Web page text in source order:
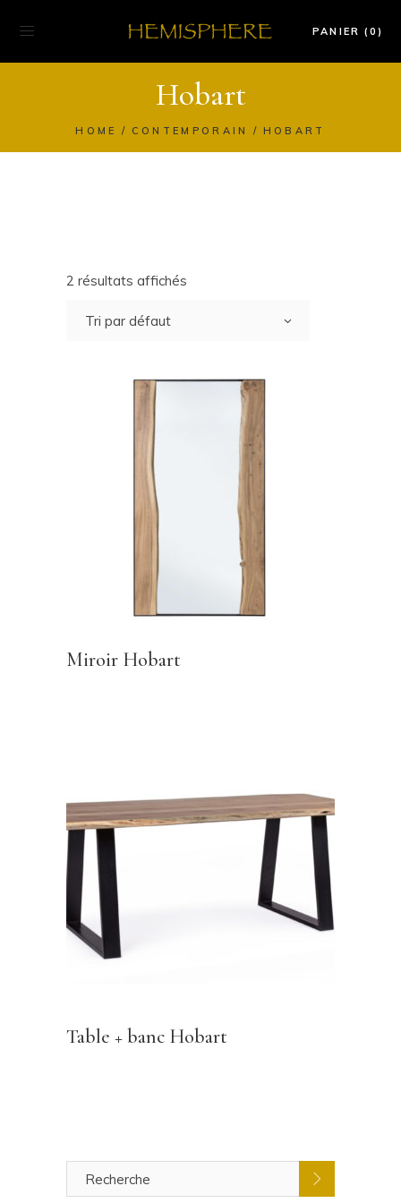
PANIER (0)
Hobart
HOME CONTEMPORAIN HOBART
2 résultats affichés
Tri par défaut
Miroir Hobart
Table + banc Hobart
Recherche
pour
: